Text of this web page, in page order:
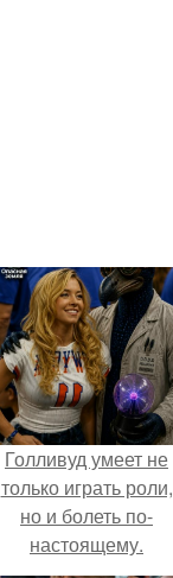
Голливуд умеет не
только играть роли,
но и болеть по-
настоящему.